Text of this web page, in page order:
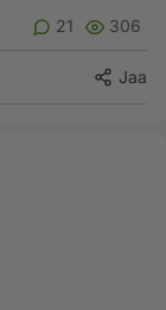
21 306
Jaa